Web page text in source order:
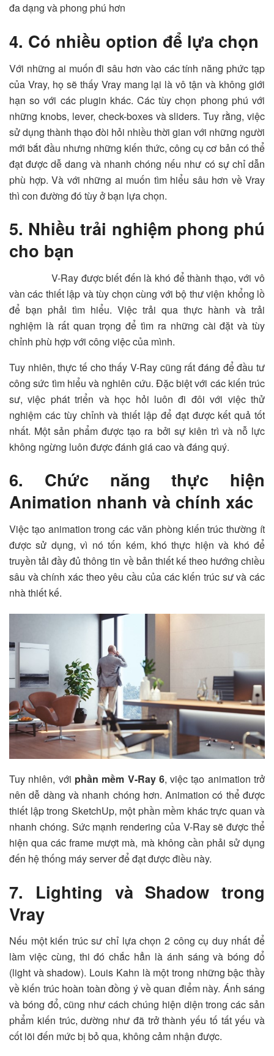
đa dạng và phong phú hơn
4. Có nhiều option để lựa chọn
Với những ai muốn đi sâu hơn vào các tính năng phức tạp
của Vray, họ sẽ thấy Vray mang lại là vô tận và không giới
hạn so với các plugin khác. Các tùy chọn phong phú với
những knobs, lever, check-boxes và sliders. Tuy rằng, việc
sử dụng thành thạo đòi hỏi nhiều thời gian với những người
mới bắt đầu nhưng những kiến thức, công cụ cơ bản có thể
đạt được dễ dang và nhanh chóng nếu như có sự chỉ dẫn
phù hợp. Và với những ai muốn tìm hiểu sâu hơn về Vray
thì con đường đó tùy ở bạn lựa chọn.
5. Nhiều trải nghiệm phong phú
cho bạn
V-Ray được biết đến là khó để thành thạo, với vô
vàn các thiết lập và tùy chọn cùng với bộ thư viện khổng lồ
để bạn phải tìm hiểu. Việc trải qua thực hành và trải
nghiệm là rất quan trọng để tìm ra những cài đặt và tùy
chỉnh phù hợp với công việc của mình.
Tuy nhiên, thực tế cho thấy V-Ray cũng rất đáng để đầu tư
công sức tìm hiểu và nghiên cứu. Đặc biệt với các kiến trúc
sư, việc phát triển và học hỏi luôn đi đôi với việc thử
nghiệm các tùy chỉnh và thiết lập để đạt được kết quả tốt
nhất. Một sản phẩm được tạo ra bởi sự kiên trì và nỗ lực
không ngừng luôn được đánh giá cao và đáng quý.
6. Chức năng thực hiện
Animation nhanh và chính xác
Việc tạo animation trong các văn phòng kiến trúc thường ít
được sử dụng, vì nó tốn kém, khó thực hiện và khó để
truyền tải đầy đủ thông tin về bản thiết kế theo hướng chiều
sâu và chính xác theo yêu cầu của các kiến trúc sư và các
nhà thiết kế.
Tuy nhiên, với phần mềm V-Ray 6, việc tạo animation trở
nên dễ dàng và nhanh chóng hơn. Animation có thể được
thiết lập trong SketchUp, một phần mềm khác trực quan và
nhanh chóng. Sức mạnh rendering của V-Ray sẽ được thể
hiện qua các frame mượt mà, mà không cần phải sử dụng
đến hệ thống máy server để đạt được điều này.
7. Lighting và Shadow trong
Vray
Nếu một kiến trúc sư chỉ lựa chọn 2 công cụ duy nhất để
làm việc cùng, thi đó chắc hẳn là ánh sáng và bóng đổ
(light và shadow). Louis Kahn là một trong những bậc thầy
về kiến trúc hoàn toàn đồng ý về quan điểm này. Ánh sáng
và bóng đổ, cũng như cách chúng hiện diện trong các sản
phẩm kiến trúc, dường như đã trở thành yếu tố tất yếu và
cốt lõi đến mức bị bỏ qua, không cảm nhận được.